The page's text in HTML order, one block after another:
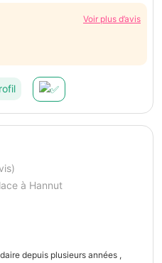
Voir plus d’avis
à Hannut
depuis plusieurs années ,